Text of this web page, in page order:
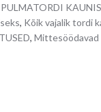
, Kõik vajalik tordi
,